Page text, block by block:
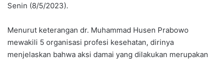
Senin (8/5/2023).
Menurut keterangan dr. Muhammad Husen Prabowo
mewakili 5 organisasi profesi kesehatan, dirinya
menjelaskan bahwa aksi damai yang dilakukan merupakan